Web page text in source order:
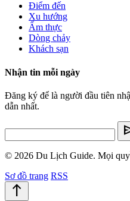
Điểm đến
Xu hướng
Ẩm thực
Dòng chảy
Khách sạn
Nhận tin mỗi ngày
Đăng ký để là người đầu tiên
dẫn nhất.
© 2026 Du Lịch Guide. Mọi
Sơ đồ trang RSS
north